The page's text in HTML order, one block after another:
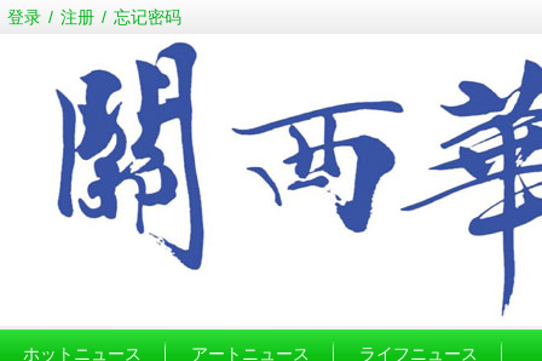
登录 / 注册 / 忘记密码
ホットニュース アートニュース ライフニュース